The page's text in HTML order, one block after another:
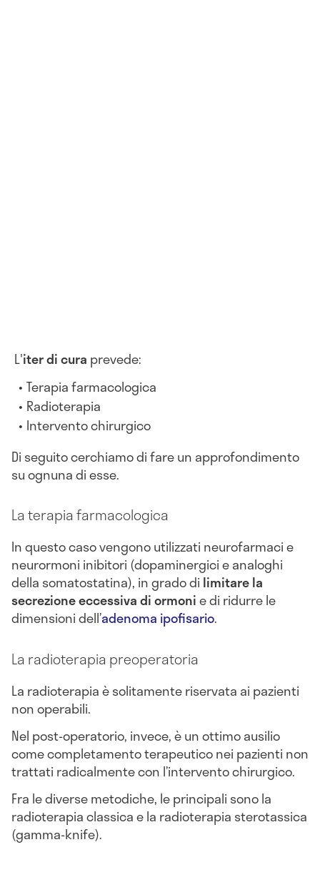
L'iter di cura prevede:
Terapia farmacologica
Radioterapia
Intervento chirurgico
Di seguito cerchiamo di fare un approfondimento
su ognuna di esse.
La terapia farmacologica
In questo caso vengono utilizzati neurofarmaci e
neurormoni inibitori (dopaminergici e analoghi
della somatostatina), in grado di limitare la
secrezione eccessiva di ormonie di ridurre le
dimensioni dell’adenoma ipofisario.
La radioterapia preoperatoria
La radioterapia è solitamente riservata ai pazienti
non operabili.
Nel post-operatorio, invece, è un ottimo ausilio
come completamento terapeutico nei pazienti non
trattati radicalmente con l’intervento chirurgico.
Fra le diverse metodiche, le principali sono la
radioterapia classica e la radioterapia sterotassica
(gamma-knife).